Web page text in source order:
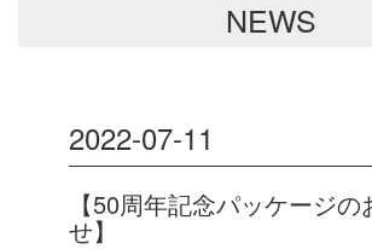
NEWS
2022-07-11
【50周年記念パッケージの
せ】